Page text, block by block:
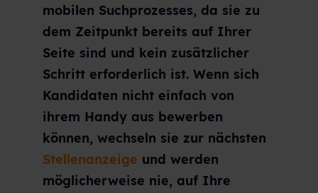
mobilen Suchprozesses, da sie zu
dem Zeitpunkt bereits auf Ihrer
Seite sind und kein zusätzlicher
Schritt erforderlich ist. Wenn sich
Kandidaten nicht einfach von
ihrem Handy aus bewerben
können, wechseln sie zur nächsten
Stellenanzeige und werden
möglicherweise nie, auf Ihre